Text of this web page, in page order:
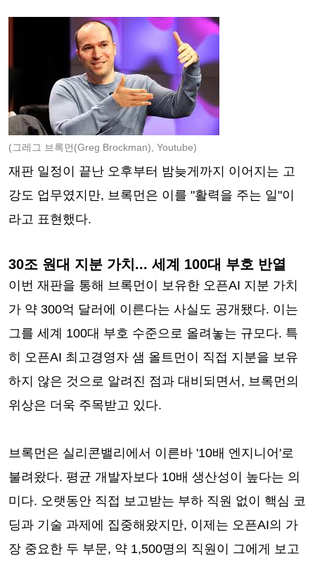
(그레그 브록먼(Greg Brockman), Youtube)
재판 일정이 끝난 오후부터 밤늦게까지 이어지는 고
강도 업무였지만, 브록먼은 이를 "활력을 주는 일"이
라고 표현했다.
30조 원대 지분 가치... 세계 100대 부호 반열
이번 재판을 통해 브록먼이 보유한 오픈AI 지분 가치
가 약 300억 달러에 이른다는 사실도 공개됐다. 이는
그를 세계 100대 부호 수준으로 올려놓는 규모다. 특
히 오픈AI 최고경영자 샘 올트먼이 직접 지분을 보유
하지 않은 것으로 알려진 점과 대비되면서, 브록먼의
위상은 더욱 주목받고 있다.
브록먼은 실리콘밸리에서 이른바 '10배 엔지니어'로
불려왔다. 평균 개발자보다 10배 생산성이 높다는 의
미다. 오랫동안 직접 보고받는 부하 직원 없이 핵심 코
딩과 기술 과제에 집중해왔지만, 이제는 오픈AI의 가
장 중요한 두 부문, 약 1,500명의 직원이 그에게 보고